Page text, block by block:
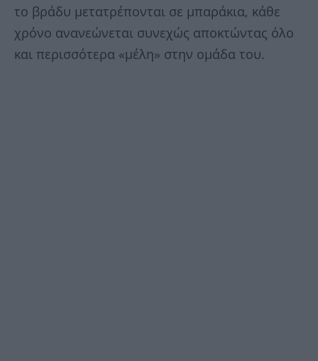
το βράδυ μετατρέπονται σε μπαράκια, κάθε
χρόνο ανανεώνεται συνεχώς αποκτώντας όλο
και περισσότερα «μέλη» στην ομάδα του.